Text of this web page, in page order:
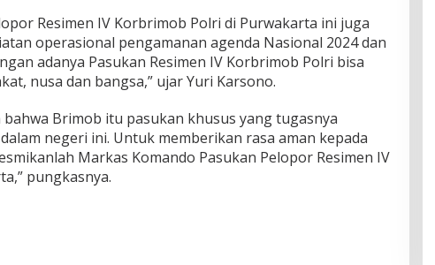
Resimen IV Korbrimob Polri di Purwakarta ini juga
operasional pengamanan agenda Nasional 2024 dan
adanya Pasukan Resimen IV Korbrimob Polri bisa
nusa dan bangsa,” ujar Yuri Karsono.
bahwa Brimob itu pasukan khusus yang tugasnya
negeri ini. Untuk memberikan rasa aman kepada
Markas Komando Pasukan Pelopor Resimen IV
pungkasnya.